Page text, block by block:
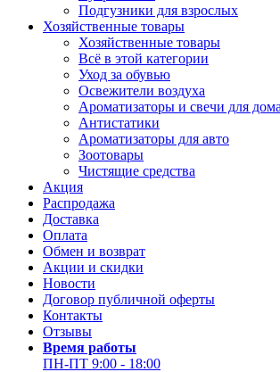
Подгузники для взрослых
Хозяйственные товары
Хозяйственные товары
Всё в этой категории
Уход за обувью
Освежители воздуха
Ароматизаторы и свечи для дома
Антистатики
Ароматизаторы для авто
Зоотовары
Чистящие средства
Акция
Распродажа
Доставка
Оплата
Обмен и возврат
Акции и скидки
Новости
Договор публичной оферты
Контакты
Отзывы
Время работы
ПН-ПТ 9:00 - 18:00